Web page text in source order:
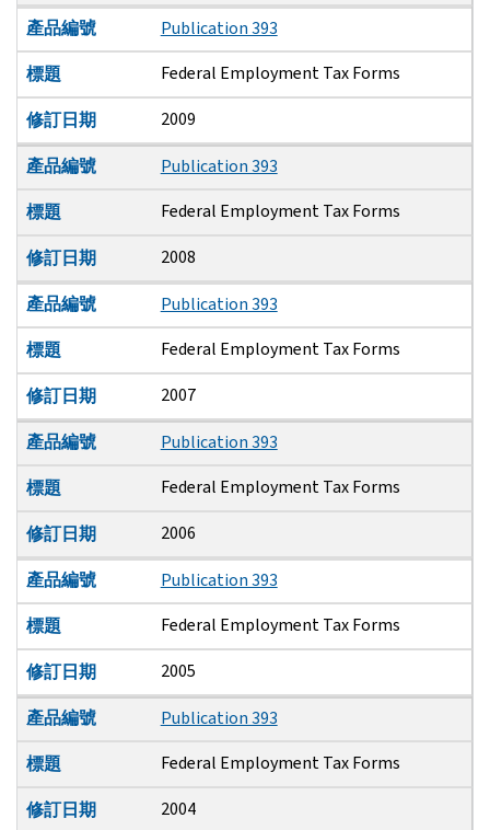
產品編號
Publication 393
標題
Federal Employment Tax Forms
修訂日期 2009
產品編號
Publication 393
標題
Federal Employment Tax Forms
修訂日期 2008
產品編號
Publication 393
標題
Federal Employment Tax Forms
修訂日期 2007
產品編號
Publication 393
標題
Federal Employment Tax Forms
修訂日期 2006
產品編號
Publication 393
標題
Federal Employment Tax Forms
修訂日期 2005
產品編號
Publication 393
標題
Federal Employment Tax Forms
修訂日期 2004